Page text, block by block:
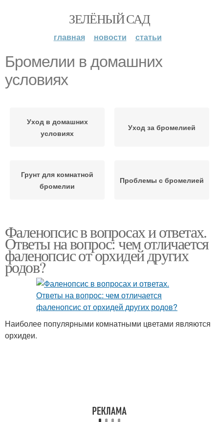
ЗЕЛЁНЫЙ САД
главная новости статьи
Бромелии в домашних
условиях
Уход в домашних
условиях
Уход за бромелией
Грунт для комнатной
бромелии
Проблемы с бромелией
Фаленопсис в вопросах и ответах.
Ответы на вопрос: чем отличается
фаленопсис от орхидей других
родов?
Наиболее популярными комнатными цветами являются
орхидеи.